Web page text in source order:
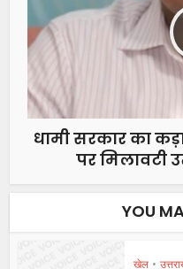
धामी सरकार का
पर मिलावटी
YOU
खेल •